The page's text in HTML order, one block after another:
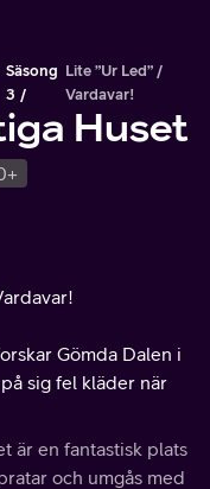
Säsong
3
Lite ”ur Led” /
Vardavar!
Huset
Gömda Dalen i
sig fel kläder när
är en fantastisk plats
och umgås med